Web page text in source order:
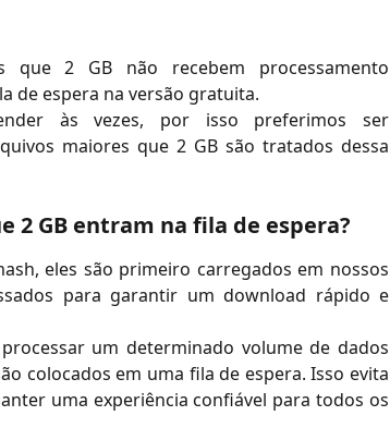
que 2 GB não recebem processamento
de espera na versão gratuita.
às vezes, por isso preferimos ser
maiores que 2 GB são tratados dessa
2 GB entram na fila de espera?
eles são primeiro carregados em nossos
para garantir um download rápido e
um determinado volume de dados
colocados em uma fila de espera. Isso evita
uma experiência confiável para todos os